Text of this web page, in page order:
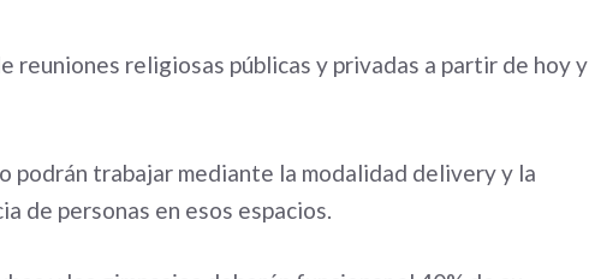
reuniones religiosas públicas y privadas a partir de hoy y
podrán trabajar mediante la modalidad delivery y la
de personas en esos espacios.